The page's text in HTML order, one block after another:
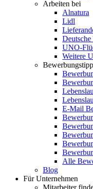
Arbeiten bei
Alnatura
Lidl
UNO-
Weitere
E-Mail
Alle
Blog
Für Unternehmen
Mitarbeiter